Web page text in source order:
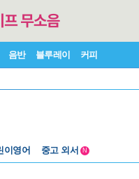
음반 블루레이 커피
이영어
중고 외서
N